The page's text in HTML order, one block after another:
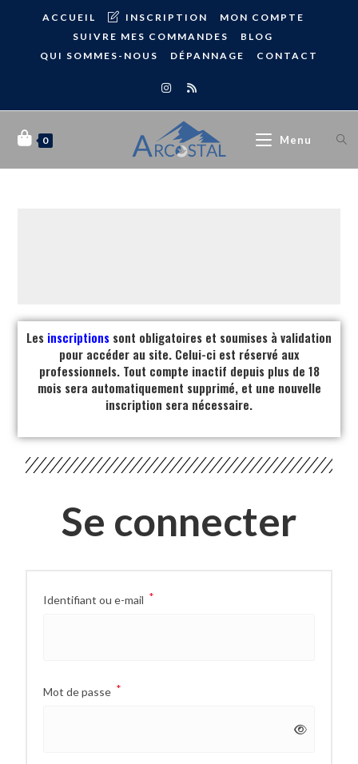
ACCUEIL INSCRIPTION
MON COMPTE
SUIVRE MES COMMANDES
BLOG
QUI SOMMES-NOUS
DÉPANNAGE CONTACT
0 Menu
Les inscriptions sont obligatoires et soumises à validation
pour accéder au site. Celui-ci est réservé aux
professionnels. Tout compte inactif depuis plus de 18
mois sera automatiquement supprimé, et une nouvelle
inscription sera nécessaire.
Se connecter
Identifiant ou e-mail *
Mot de passe *